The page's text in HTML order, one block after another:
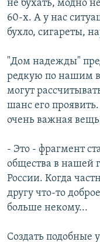
не бухать, модно
60-х. А у нас
бухло, сигареты,
"Дом надежды"
редкую по нашим
могут
шанс его проявить.
очень важная
- Это - фрагмент
общества в нашей
России. Когда
другу что-то
больше некому...
Создать подобные